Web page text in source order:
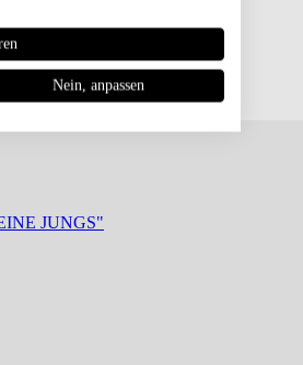
JUNGS"
Nein, anpassen